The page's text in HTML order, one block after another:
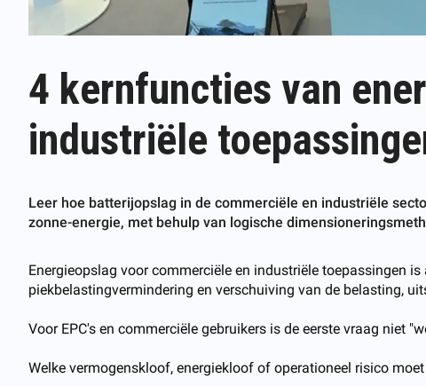
4 kernfuncties van
industriële
Leer hoe batterijopslag in de commerciële en industriële
zonne-energie, met behulp van logische
Energieopslag voor commerciële en industriële toepassingen
piekbelastingvermindering en verschuiving van de belasting,
Voor EPC's en commerciële gebruikers is de eerste vraag niet
Welke vermogenskloof, energiekloof of operationeel risico